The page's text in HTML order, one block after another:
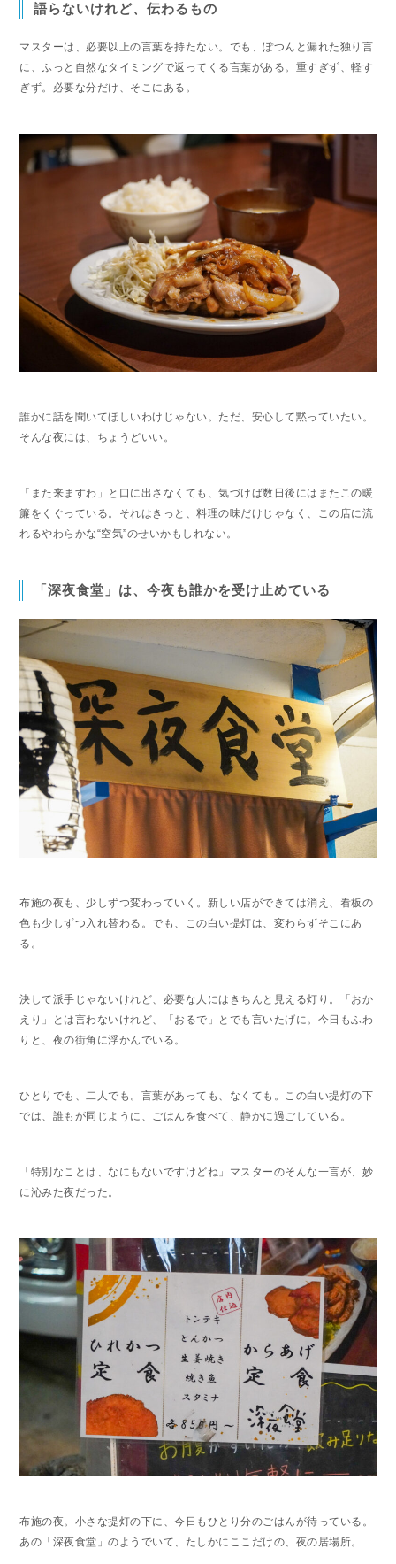
語らないけれど、伝わるもの
マスターは、必要以上の言葉を持たない。でも、ぽつんと漏れた独り言
に、ふっと自然なタイミングで返ってくる言葉がある。重すぎず、軽す
ぎず。必要な分だけ、そこにある。
誰かに話を聞いてほしいわけじゃない。ただ、安心して黙っていたい。
そんな夜には、ちょうどいい。
「また来ますわ」と口に出さなくても、気づけば数日後にはまたこの暖
簾をくぐっている。それはきっと、料理の味だけじゃなく、この店に流
れるやわらかな“空気”のせいかもしれない。
「深夜食堂」は、今夜も誰かを受け止めている
布施の夜も、少しずつ変わっていく。新しい店ができては消え、看板の
色も少しずつ入れ替わる。でも、この白い提灯は、変わらずそこにあ
る。
決して派手じゃないけれど、必要な人にはきちんと見える灯り。「おか
えり」とは言わないけれど、「おるで」とでも言いたげに。今日もふわ
りと、夜の街角に浮かんでいる。
ひとりでも、二人でも。言葉があっても、なくても。この白い提灯の下
では、誰もが同じように、ごはんを食べて、静かに過ごしている。
「特別なことは、なにもないですけどね」マスターのそんな一言が、妙
に沁みた夜だった。
布施の夜。小さな提灯の下に、今日もひとり分のごはんが待っている。
あの「深夜食堂」のようでいて、たしかにここだけの、夜の居場所。